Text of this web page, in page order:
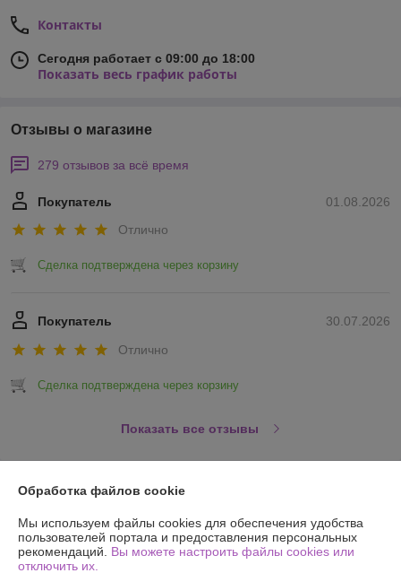
Контакты
Сегодня работает с 09:00 до 18:00
Показать весь график работы
Отзывы о магазине
279 отзывов за всё время
01.08.2026
Покупатель
Отлично
Сделка подтверждена через корзину
30.07.2026
Покупатель
Отлично
Сделка подтверждена через корзину
Показать все отзывы
О нас
Контакты
Обработка файлов cookie
Мы используем файлы cookies для обеспечения удобства
пользователей портала и предоставления персональных
рекомендаций. Вы можете настроить файлы cookies или
отключить их.